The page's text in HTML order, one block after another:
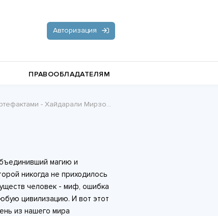
Авторизация
и поэзия
ПРАВООБЛАДАТЕЛЯМ
- Хайдарали Мирзоевич Усманов
магию и
никогда не приходилось
человек - миф, ошибка
цивилизацию. И вот этот
из нашего мира